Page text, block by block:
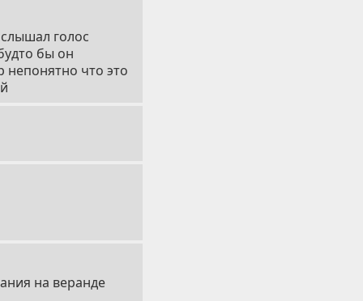
голос
бы он
непонятно что это
на веранде